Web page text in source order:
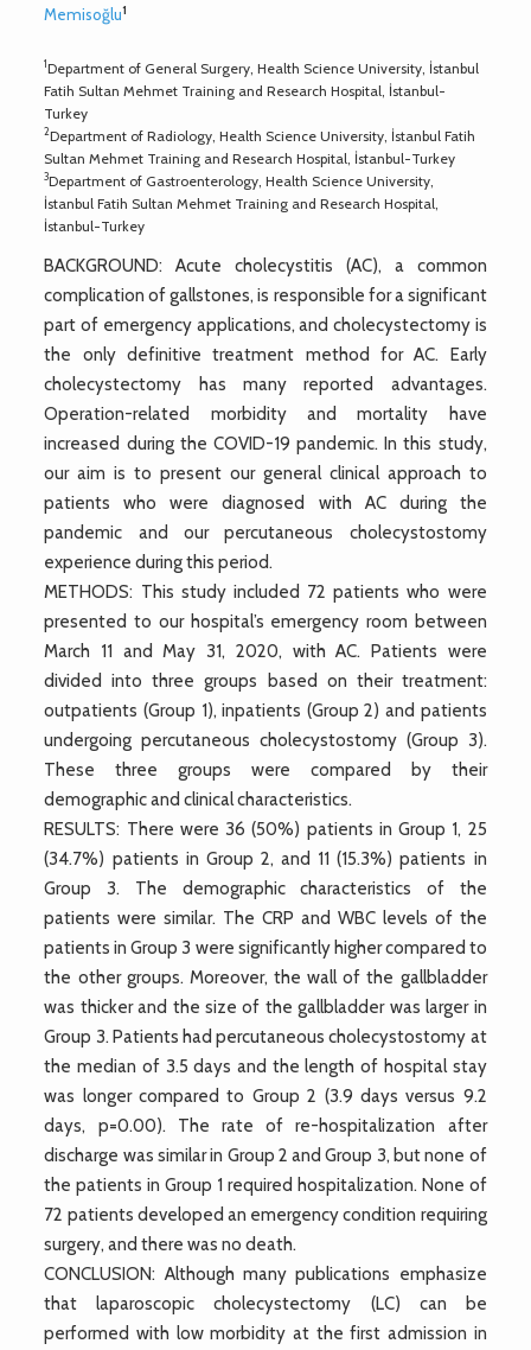
Memisoğlu1
1Department of General Surgery, Health Science University, İstanbul
Fatih Sultan Mehmet Training and Research Hospital, İstanbul-
Turkey
2Department of Radiology, Health Science University, İstanbul Fatih
Sultan Mehmet Training and Research Hospital, İstanbul-Turkey
3Department of Gastroenterology, Health Science University,
İstanbul Fatih Sultan Mehmet Training and Research Hospital,
İstanbul-Turkey
BACKGROUND: Acute cholecystitis (AC), a common
complication of gallstones, is responsible for a significant
part of emergency applications, and cholecystectomy is
the only definitive treatment method for AC. Early
cholecystectomy has many reported advantages.
Operation-related morbidity and mortality have
increased during the COVID-19 pandemic. In this study,
our aim is to present our general clinical approach to
patients who were diagnosed with AC during the
pandemic and our percutaneous cholecystostomy
experience during this period.
METHODS: This study included 72 patients who were
presented to our hospital’s emergency room between
March 11 and May 31, 2020, with AC. Patients were
divided into three groups based on their treatment:
outpatients (Group 1), inpatients (Group 2) and patients
undergoing percutaneous cholecystostomy (Group 3).
These three groups were compared by their
demographic and clinical characteristics.
RESULTS: There were 36 (50%) patients in Group 1, 25
(34.7%) patients in Group 2, and 11 (15.3%) patients in
Group 3. The demographic characteristics of the
patients were similar. The CRP and WBC levels of the
patients in Group 3 were significantly higher compared to
the other groups. Moreover, the wall of the gallbladder
was thicker and the size of the gallbladder was larger in
Group 3. Patients had percutaneous cholecystostomy at
the median of 3.5 days and the length of hospital stay
was longer compared to Group 2 (3.9 days versus 9.2
days, p=0.00). The rate of re-hospitalization after
discharge was similar in Group 2 and Group 3, but none of
the patients in Group 1 required hospitalization. None of
72 patients developed an emergency condition requiring
surgery, and there was no death.
CONCLUSION: Although many publications emphasize
that laparoscopic cholecystectomy (LC) can be
performed with low morbidity at the first admission in